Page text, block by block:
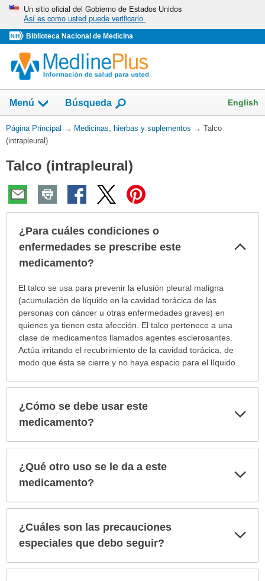
Omita
vaya
al
Contenido
Un sitio oficial del Gobierno de Estados Unidos
Así es como usted puede verificarlo
Biblioteca Nacional de Medicina
Menú
Mostrar
campo
de
Búsqueda English
Usted
está
Página Principal → Medicinas, hierbas y suplementos → Talco
(intrapleural)
Talco (intrapleural)
¿Para cuáles condiciones o
enfermedades se prescribe este
medicamento?
¿Para
cuáles
condiciones
enfermedades
prescribe
medicamento?
sido
extendido.
El talco se usa para prevenir la efusión pleural maligna
(acumulación de líquido en la cavidad torácica de las
personas con cáncer u otras enfermedades graves) en
quienes ya tienen esta afección. El talco pertenece a una
clase de medicamentos llamados agentes esclerosantes.
Actúa irritando el recubrimiento de la cavidad torácica, de
modo que ésta se cierre y no haya espacio para el líquido.
¿Cómo se debe usar este
medicamento?
¿Qué otro uso se le da a este
medicamento?
¿Cuáles son las precauciones
especiales que debo seguir?